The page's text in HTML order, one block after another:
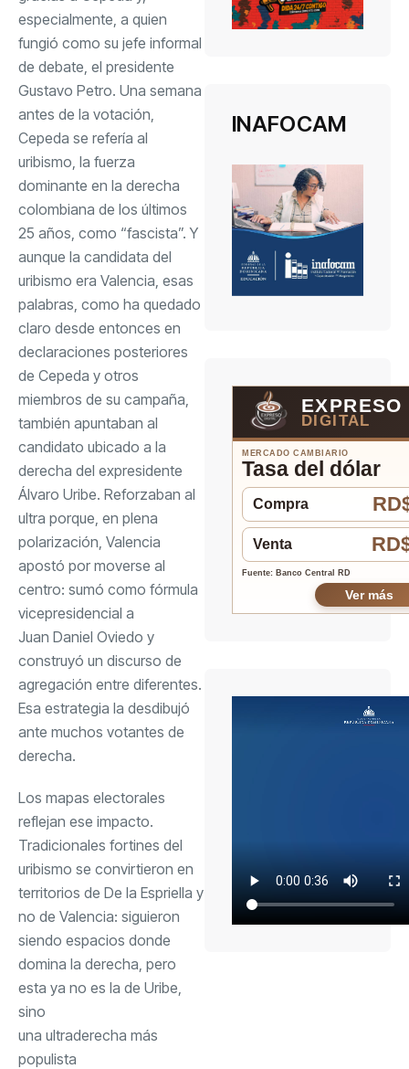
especialmente, a quien
fungió como su jefe informal
de debate, el presidente
Gustavo Petro. Una semana
antes de la votación,
Cepeda se refería al
uribismo, la fuerza
dominante en la derecha
colombiana de los últimos
25 años, como “fascista”. Y
aunque la candidata del
uribismo era Valencia, esas
palabras, como ha quedado
claro desde entonces en
declaraciones posteriores
de Cepeda y otros
miembros de su campaña,
también apuntaban al
candidato ubicado a la
derecha del expresidente
Álvaro Uribe. Reforzaban al
ultra porque, en plena
polarización, Valencia
apostó por moverse al
centro: sumó como fórmula
vicepresidencial a
Juan Daniel Oviedo y
construyó un discurso de
agregación entre diferentes.
Esa estrategia la desdibujó
ante muchos votantes de
derecha.
Los mapas electorales
reflejan ese impacto.
Tradicionales fortines del
uribismo se convirtieron en
territorios de De la Espriella y
no de Valencia: siguieron
siendo espacios donde
domina la derecha, pero
esta ya no es la de Uribe,
sino
una ultraderecha más
populista
INAFOCAM
EXPRESO
DIGITAL
MERCADO CAMBIARIO
Tasa del dólar
Compra
Venta
Fuente: Banco Central RD
Ver más